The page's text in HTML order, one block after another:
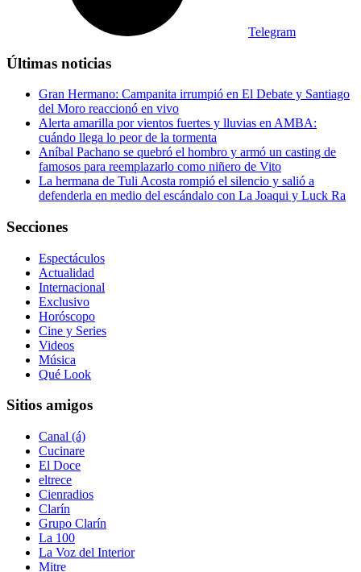
Telegram
Últimas noticias
Gran Hermano: Campanita irrumpió en El Debate y Santiago
del Moro reaccionó en vivo
Alerta amarilla por vientos fuertes y lluvias en AMBA:
cuándo llega lo peor de la tormenta
Aníbal Pachano se quebró el hombro y armó un casting de
famosos para reemplazarlo como niñero de Vito
La hermana de Tuli Acosta rompió el silencio y salió a
defenderla en medio del escándalo con La Joaqui y Luck Ra
Secciones
Espectáculos
Actualidad
Internacional
Exclusivo
Horóscopo
Cine y Series
Videos
Música
Qué Look
Sitios amigos
Canal (á)
Cucinare
El Doce
eltrece
Cienradios
Clarín
Grupo Clarín
La 100
La Voz del Interior
Mitre